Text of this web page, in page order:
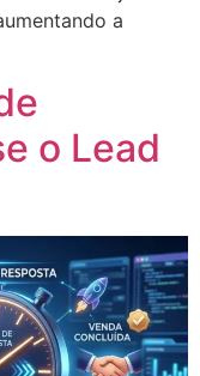
a
o Lead